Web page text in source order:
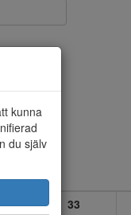
33
kunna
du själv